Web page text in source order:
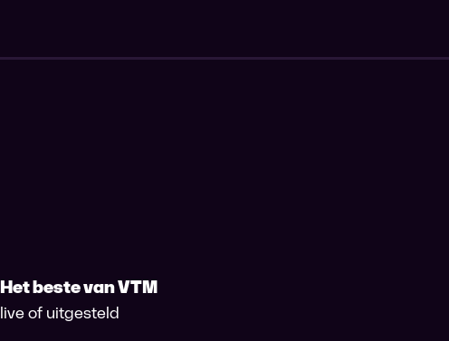
Het beste van VTM
live of uitgesteld